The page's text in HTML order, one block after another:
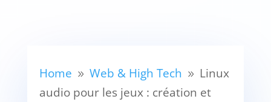
Home 9 Web & High Tech 9 Linux
audio pour les jeux : création et